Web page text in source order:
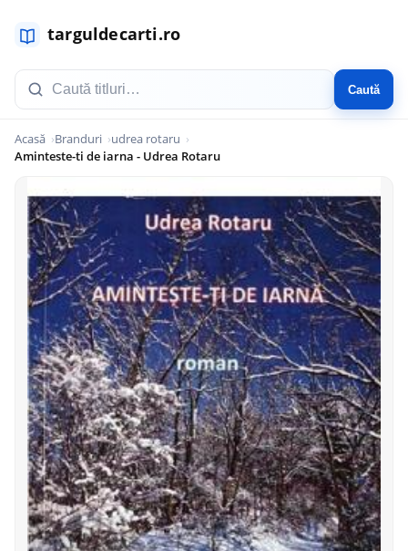
Caută
Acasă Branduri
udrea rotaru
Aminteste-ti de iarna - Udrea Rotaru